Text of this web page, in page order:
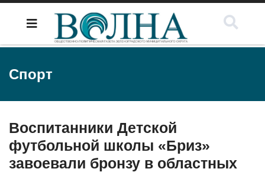
Спорт
Воспитанники Детской
футбольной школы «Бриз»
завоевали бронзу в областных